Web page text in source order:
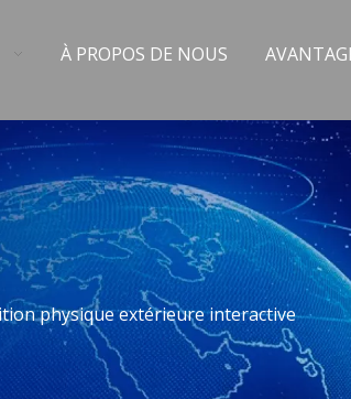
À PROPOS DE NOUS
physique extérieure interactive